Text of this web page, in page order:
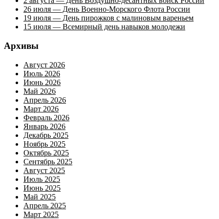
26 июля — День Военно-Морского Флота России
19 июля — День пирожков с малиновым вареньем
15 июля — Всемирный день навыков молодежи
Архивы
Август 2026
Июль 2026
Июнь 2026
Май 2026
Апрель 2026
Март 2026
Февраль 2026
Январь 2026
Декабрь 2025
Ноябрь 2025
Октябрь 2025
Сентябрь 2025
Август 2025
Июль 2025
Июнь 2025
Май 2025
Апрель 2025
Март 2025